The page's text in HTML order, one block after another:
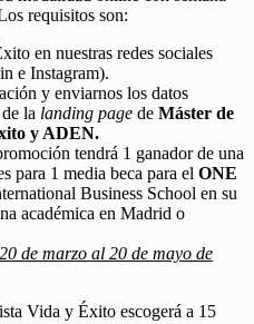
requisitos son:
en nuestras redes sociales
e Instagram).
y enviarnos los datos
la landing page de Máster de
y ADEN.
tendrá 1 ganador de una
para 1 media beca para el ONE
Business School en su
académica en Madrid o
20 de marzo al 20 de mayo de
Vida y Éxito escogerá a 15